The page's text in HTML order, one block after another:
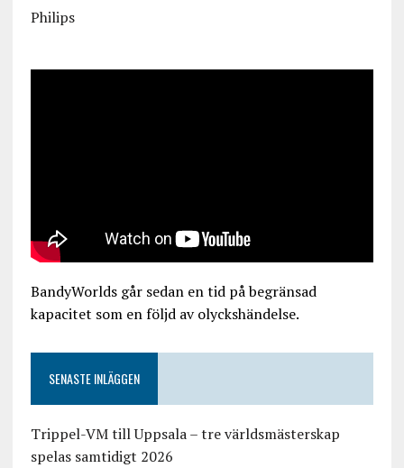
Philips
BandyWorlds går sedan en tid på begränsad
kapacitet som en följd av olyckshändelse.
SENASTE INLÄGGEN
Trippel-VM till Uppsala – tre världsmästerskap
spelas samtidigt 2026